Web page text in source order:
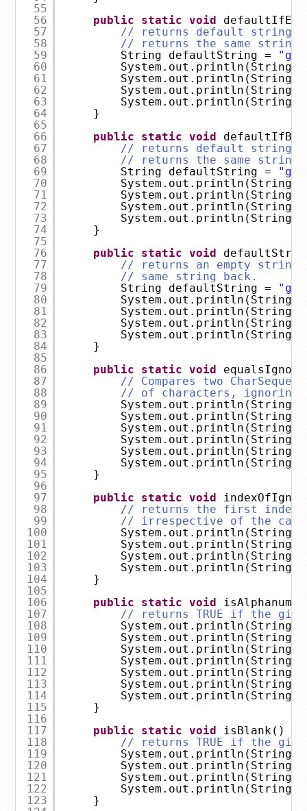
55
56
57
58
59
60
61
62
63
64
65
66
67
68
69
70
71
72
73
74
75
76
77
78
79
80
81
82
83
84
85
86
87
88
89
90
91
92
93
94
95
96
97
98
99
100
101
102
103
104
105
106
107
108
109
110
111
112
113
114
115
116
117
118
119
120
121
122
123
public
static void
// returns default string
// returns the same string
String defaultString =
}
public
static void
// returns default string
// returns the same string
String defaultString =
}
public
static void
// returns an empty
// same string back.
String defaultString =
}
public
static void
// Compares two
// of characters, ignoring
}
public
static void
// returns the first index
// irrespective of the
}
public
static void
// returns TRUE if the
}
public
static void
isBlank() {
// returns TRUE if the
}